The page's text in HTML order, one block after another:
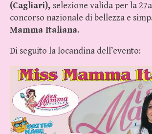
(Cagliari), selezione valida per la
concorso nazionale di bellezza e
Mamma Italiana.
Di seguito la locandina dell’evento: